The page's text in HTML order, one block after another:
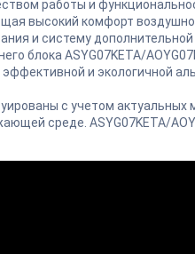
работы и
высокий комфорт
и систему дополнительной
блока ASYG07KETA/
и экологичной
с учетом
среде. ASYG07KETA/